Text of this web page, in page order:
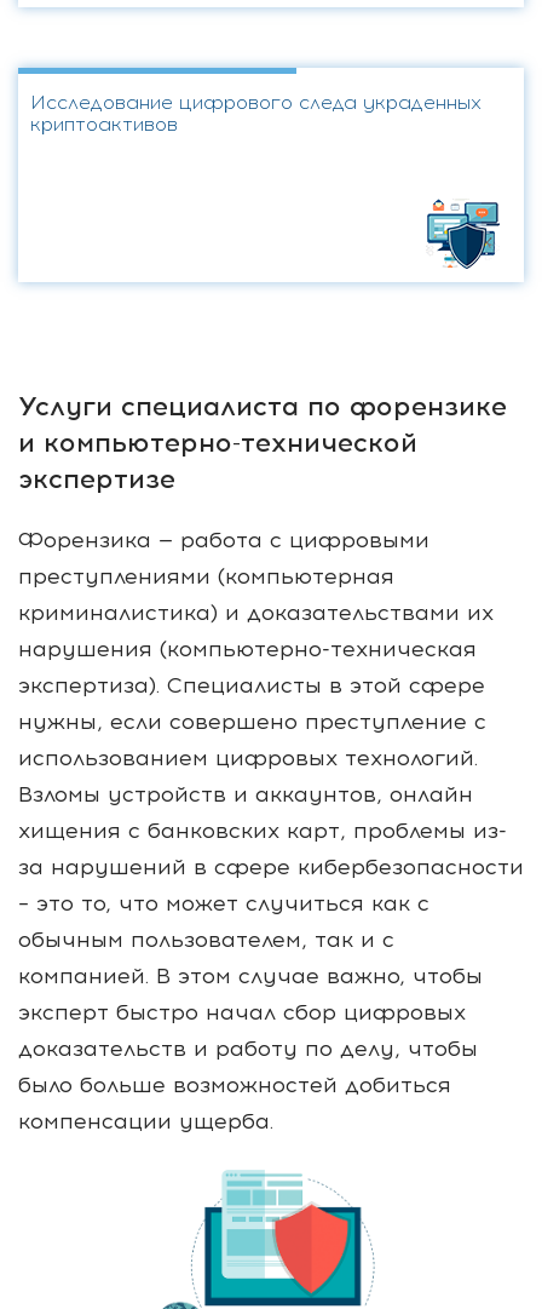
Исследование цифрового следа украденных
криптоактивов
Услуги специалиста по форензике
и компьютерно-технической
экспертизе
Форензика — работа с цифровыми
преступлениями (компьютерная
криминалистика) и доказательствами их
нарушения (компьютерно-техническая
экспертиза). Специалисты в этой сфере
нужны, если совершено преступление с
использованием цифровых технологий.
Взломы устройств и аккаунтов, онлайн
хищения с банковских карт, проблемы из-
за нарушений в сфере кибербезопасности
– это то, что может случиться как с
обычным пользователем, так и с
компанией. В этом случае важно, чтобы
эксперт быстро начал сбор цифровых
доказательств и работу по делу, чтобы
было больше возможностей добиться
компенсации ущерба.